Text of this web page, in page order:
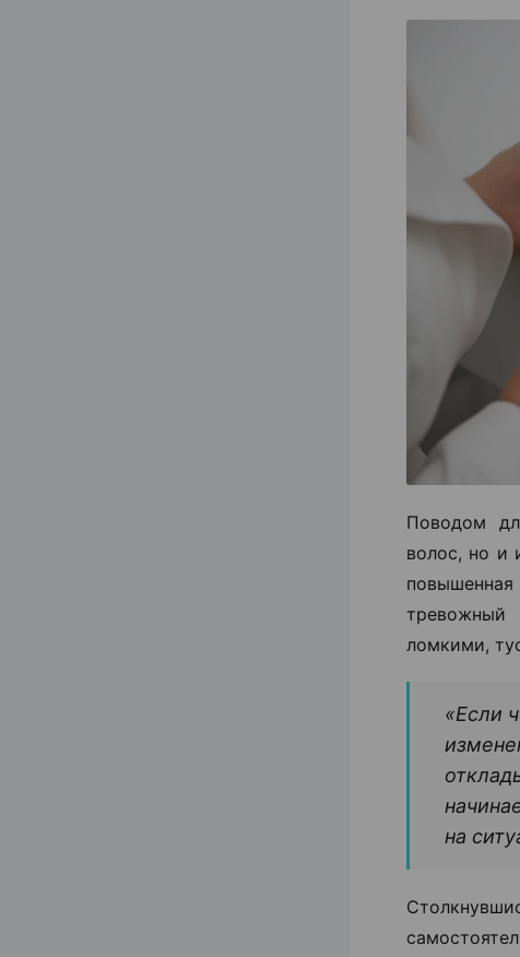
Поводом
волос, но и
тревожный
ломкими,
«Если
на